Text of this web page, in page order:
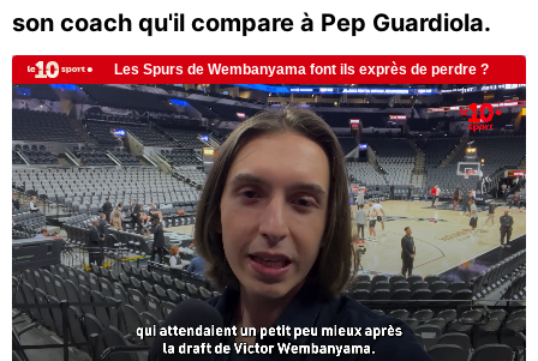
son coach qu'il compare à Pep Guardiola.